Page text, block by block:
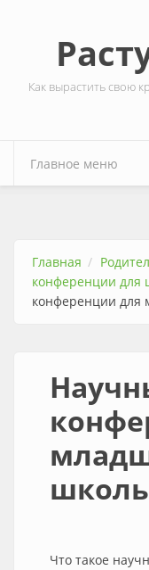
Как вырастить свою
Главная
конференции для
конференции для
Что такое